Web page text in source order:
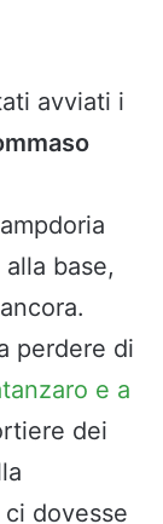
avviati i
base,
perdere di
e a
dei
dovesse